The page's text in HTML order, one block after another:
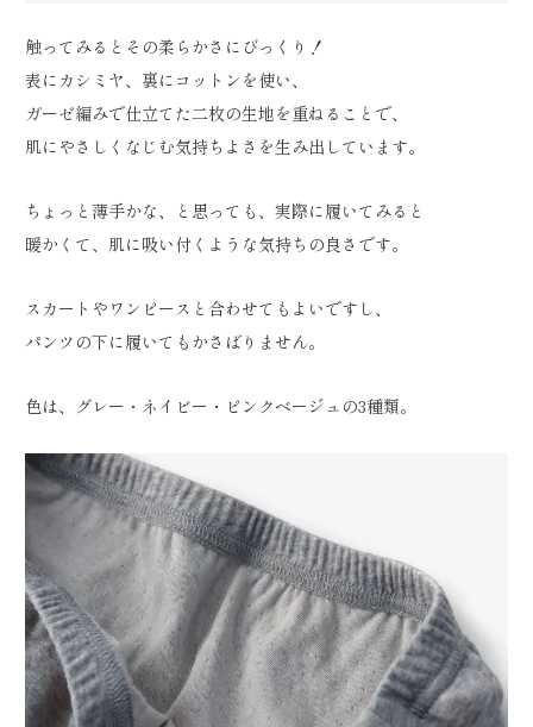
触ってみるとその柔らかさにびっくり！
表にカシミヤ、裏にコットンを使い、
ガーゼ編みで仕立てた二枚の生地を重ねることで、
肌にやさしくなじむ気持ちよさを生み出しています。
ちょっと薄手かな、と思っても、実際に履いてみると
暖かくて、肌に吸い付くような気持ちの良さです。
スカートやワンピースと合わせてもよいですし、
パンツの下に履いてもかさばりません。
色は、グレー・ネイビー・ピンクベージュの3種類。